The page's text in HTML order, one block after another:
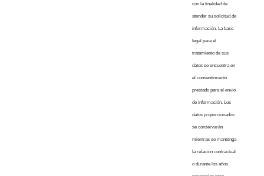
con la finalidad de
atender su solicitud de
información. La base
legal para el
tratamiento de sus
datos se encuentra en
el consentimiento
prestado para el envío
de información. Los
datos proporcionados
se conservarán
mientras se mantenga
la relación contractual
o durante los años